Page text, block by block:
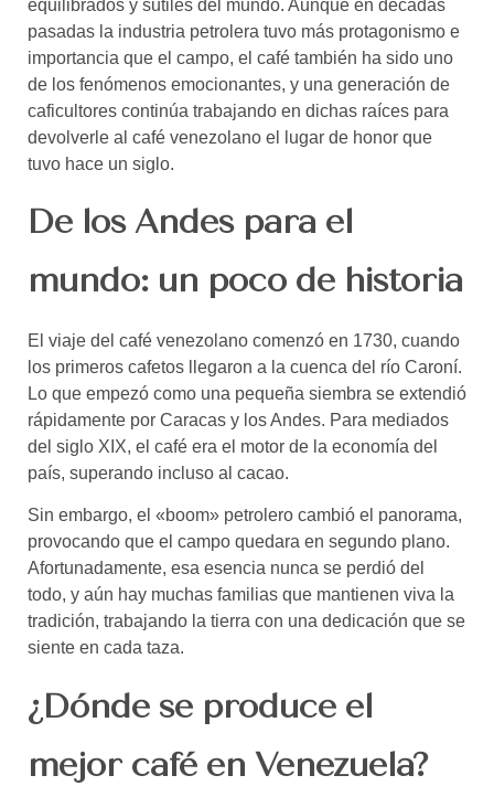
equilibrados y sutiles del mundo. Aunque en décadas
pasadas la industria petrolera tuvo más protagonismo e
importancia que el campo, el café también ha sido uno
de los fenómenos emocionantes, y una generación de
caficultores continúa trabajando en dichas raíces para
devolverle al café venezolano el lugar de honor que
tuvo hace un siglo.
De los Andes para el
mundo: un poco de historia
El viaje del café venezolano comenzó en 1730, cuando
los primeros cafetos llegaron a la cuenca del río Caroní.
Lo que empezó como una pequeña siembra se extendió
rápidamente por Caracas y los Andes. Para mediados
del siglo XIX, el café era el motor de la economía del
país, superando incluso al cacao.
Sin embargo, el «boom» petrolero cambió el panorama,
provocando que el campo quedara en segundo plano.
Afortunadamente, esa esencia nunca se perdió del
todo, y aún hay muchas familias que mantienen viva la
tradición, trabajando la tierra con una dedicación que se
siente en cada taza.
¿Dónde se produce el
mejor café en Venezuela?